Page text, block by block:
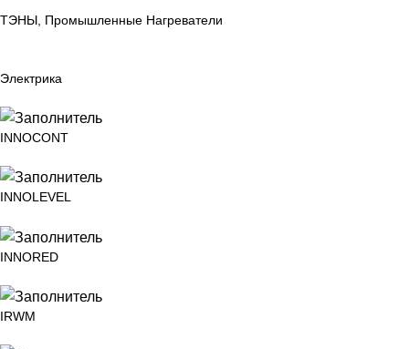
ТЭНЫ, Промышленные Нагреватели
Электрика
INNOCONT
INNOLEVEL
INNORED
IRWM